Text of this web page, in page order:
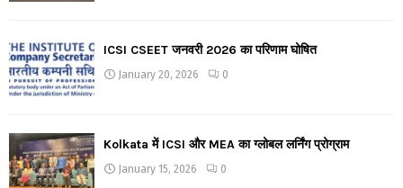
ICSI CSEET जनवरी 2026 का परिणाम घोषित
January 20, 2026 0
Kolkata में ICSI और MEA का ग्लोबल लर्निंग प्रोग्राम
January 15, 2026 0